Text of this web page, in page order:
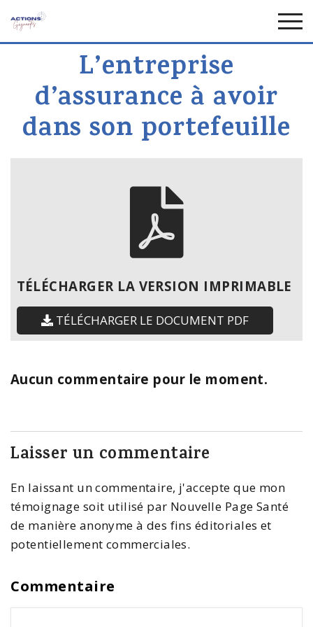
L’entreprise
d’assurance à avoir
dans son portefeuille
TÉLÉCHARGER LA VERSION IMPRIMABLE
TÉLÉCHARGER LE DOCUMENT PDF
Aucun commentaire pour le moment.
Laisser un commentaire
En laissant un commentaire, j'accepte que mon
témoignage soit utilisé par Nouvelle Page Santé
de manière anonyme à des fins éditoriales et
potentiellement commerciales.
Commentaire